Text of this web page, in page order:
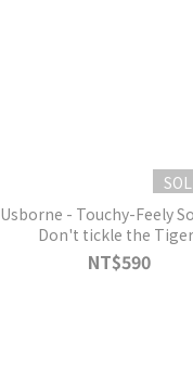
Usborne - Touchy-Feely
Don't tickle the
NT$590